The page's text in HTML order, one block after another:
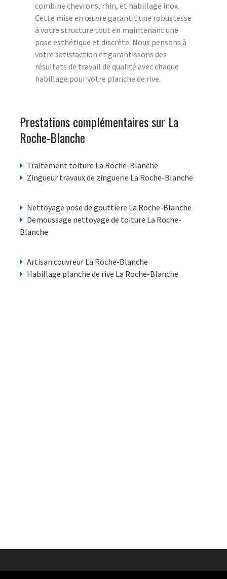
combine chevrons, rhin, et habillage inox.
Cette mise en œuvre garantit une robustesse
à votre structure tout en maintenant une
pose esthétique et discrète. Nous pensons à
votre satisfaction et garantissons des
résultats de travail de qualité avec chaque
habillage pour votre planche de rive.
Prestations complémentaires sur La
Roche-Blanche
Traitement toiture La Roche-Blanche
Zingueur travaux de zinguerie La Roche-Blanche
Nettoyage pose de gouttiere La Roche-Blanche
Demoussage nettoyage de toiture La Roche-
Blanche
Artisan couvreur La Roche-Blanche
Habillage planche de rive La Roche-Blanche